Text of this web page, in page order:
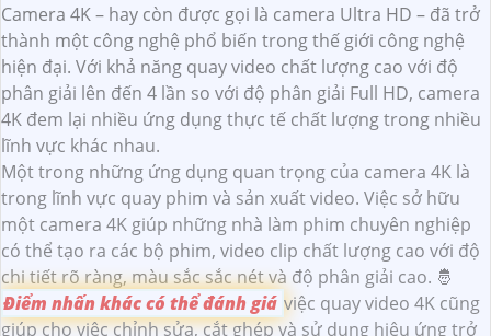
Camera 4K – hay còn được gọi là camera Ultra HD – đã trở
thành một công nghệ phổ biến trong thế giới công nghệ
hiện đại. Với khả năng quay video chất lượng cao với độ
phân giải lên đến 4 lần so với độ phân giải Full HD, camera
4K đem lại nhiều ứng dụng thực tế chất lượng trong nhiều
lĩnh vực khác nhau.
Một trong những ứng dụng quan trọng của camera 4K là
trong lĩnh vực quay phim và sản xuất video. Việc sở hữu
một camera 4K giúp những nhà làm phim chuyên nghiệp
có thể tạo ra các bộ phim, video clip chất lượng cao với độ
chi tiết rõ ràng, màu sắc sắc nét và độ phân giải cao. 🤴
Điểm nhấn khác có thể đánh giá việc quay video 4K cũng
giúp cho việc chỉnh sửa, cắt ghép và sử dụng hiệu ứng trở